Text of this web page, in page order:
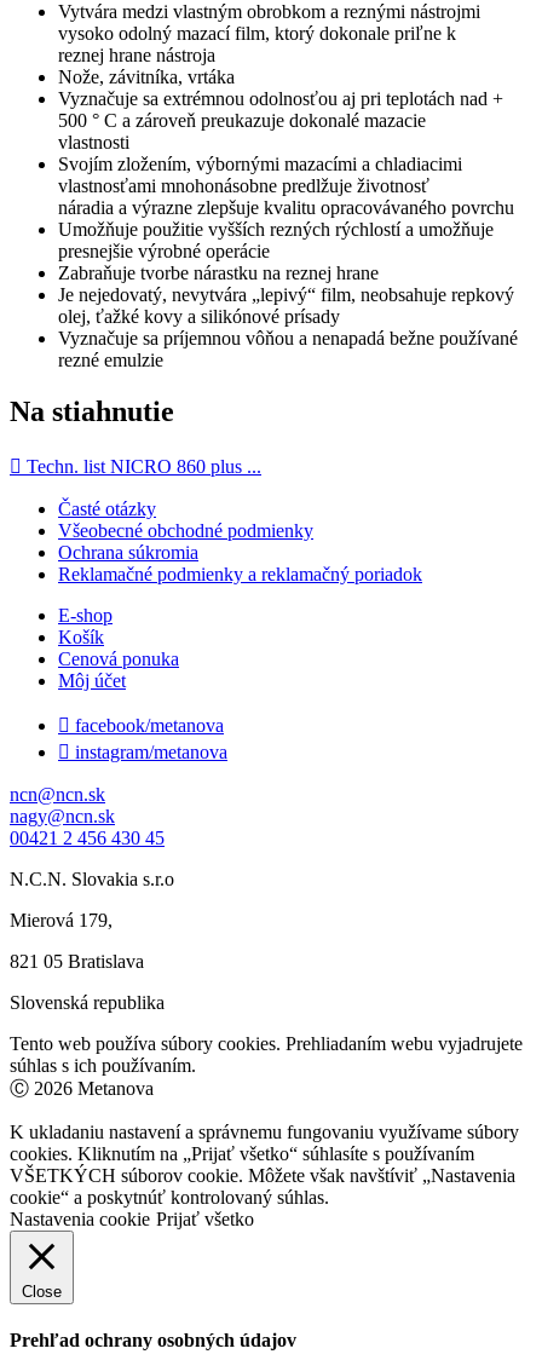
Vytvára medzi vlastným obrobkom a reznými nástrojmi
vysoko odolný mazací film, ktorý dokonale priľne k
reznej hrane nástroja
Nože, závitníka, vrtáka
Vyznačuje sa extrémnou odolnosťou aj pri teplotách nad +
500 ° C a zároveň preukazuje dokonalé mazacie
vlastnosti
Svojím zložením, výbornými mazacími a chladiacimi
vlastnosťami mnohonásobne predlžuje životnosť
náradia a výrazne zlepšuje kvalitu opracovávaného povrchu
Umožňuje použitie vyšších rezných rýchlostí a umožňuje
presnejšie výrobné operácie
Zabraňuje tvorbe nárastku na reznej hrane
Je nejedovatý, nevytvára „lepivý“ film, neobsahuje repkový
olej, ťažké kovy a silikónové prísady
Vyznačuje sa príjemnou vôňou a nenapadá bežne používané
rezné emulzie
Na stiahnutie
 Techn. list NICRO 860 plus ...
Časté otázky
Všeobecné obchodné podmienky
Ochrana súkromia
Reklamačné podmienky a reklamačný poriadok
E-shop
Košík
Cenová ponuka
Môj účet
 facebook/metanova
 instagram/metanova
ncn@ncn.sk
nagy@ncn.sk
00421 2 456 430 45
N.C.N. Slovakia s.r.o
Mierová 179,
821 05 Bratislava
Slovenská republika
Tento web používa súbory cookies. Prehliadaním webu vyjadrujete
súhlas s ich používaním.
Ⓒ 2026 Metanova
K ukladaniu nastavení a správnemu fungovaniu využívame súbory
cookies. Kliknutím na „Prijať všetko“ súhlasíte s používaním
VŠETKÝCH súborov cookie. Môžete však navštíviť „Nastavenia
cookie“ a poskytnúť kontrolovaný súhlas.
Nastavenia cookie Prijať všetko
Close
Prehľad ochrany osobných údajov